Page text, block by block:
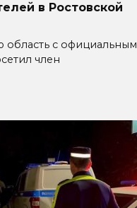
в Ростовской
область с официальным
член